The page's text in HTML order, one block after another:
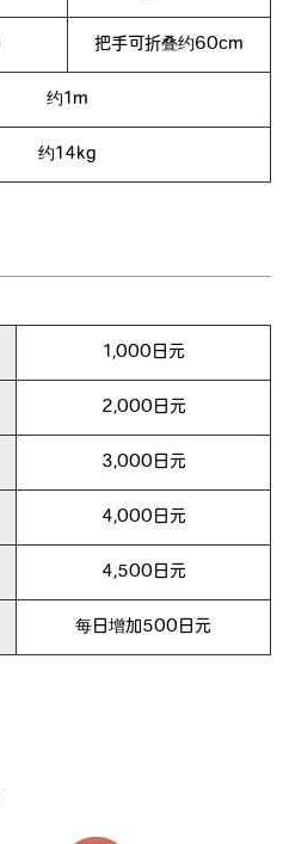
把手可折叠约60cm
约1m
约14kg
1,000日元
2,000日元
3,000日元
4,000日元
4,500日元
每日增加500日元